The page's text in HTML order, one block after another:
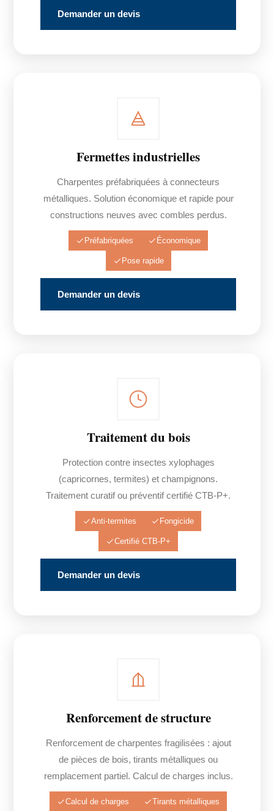
Demander un devis
Fermettes industrielles
Charpentes préfabriquées à connecteurs
métalliques. Solution économique et rapide pour
constructions neuves avec combles perdus.
Préfabriquées Économique
Pose rapide
Demander un devis
Traitement du bois
Protection contre insectes xylophages
(capricornes, termites) et champignons.
Traitement curatif ou préventif certifié CTB-P+.
Anti-termites Fongicide
Certifié CTB-P+
Demander un devis
Renforcement de structure
Renforcement de charpentes fragilisées : ajout
de pièces de bois, tirants métalliques ou
remplacement partiel. Calcul de charges inclus.
Calcul de charges Tirants métalliques